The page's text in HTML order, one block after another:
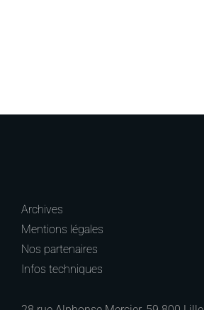
Archives
Mentions légales
Nos partenaires
Infos techniques